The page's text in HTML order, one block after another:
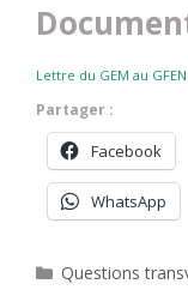
Lettre du GEM au GFEN
Partager :
Facebook
WhatsApp
Catégories
Questions